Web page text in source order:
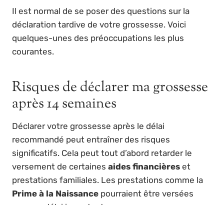
Il est normal de se poser des questions sur la
déclaration tardive de votre grossesse. Voici
quelques-unes des préoccupations les plus
courantes.
Risques de déclarer ma grossesse
après 14 semaines
Déclarer votre grossesse après le délai
recommandé peut entraîner des risques
significatifs. Cela peut tout d’abord retarder le
versement de certaines aides financières et
prestations familiales. Les prestations comme la
Prime à la Naissance pourraient être versées